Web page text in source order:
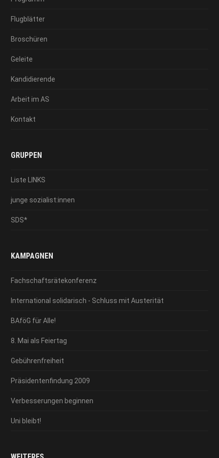
Flugblätter
Broschüren
Geleite
Kandidierende
Arbeit im AS
Kontakt
GRUPPEN
Liste LINKS
junge sozialist:innen
SDS*
KAMPAGNEN
Fachschaftsrätekonferenz
International solidarisch - Schluss mit Austerität
BAföG für Alle!
8. Mai als Feiertag
Gebührenfreiheit
Präsidentenfindung 2009
Verbesserungen beginnen
Uni bleibt!